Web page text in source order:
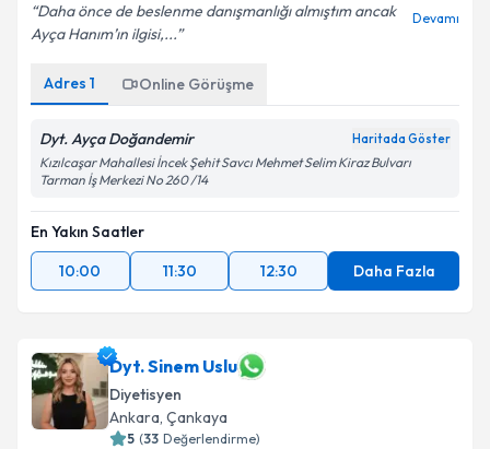
Daha önce de beslenme danışmanlığı almıştım ancak
Ayça Hanım’ın ilgisi,...
Devamı
Adres 1 Online Görüşme
Dyt. Ayça Doğandemir Haritada Göster
Kızılcaşar Mahallesi İncek Şehit Savcı Mehmet Selim Kiraz Bulvarı
Tarman İş Merkezi No 260 /14
En Yakın Saatler
10:00
11:30 12:30 Daha Fazla
Dyt. Sinem Uslu
Diyetisyen
Ankara, Çankaya
5 (33 Değerlendirme)